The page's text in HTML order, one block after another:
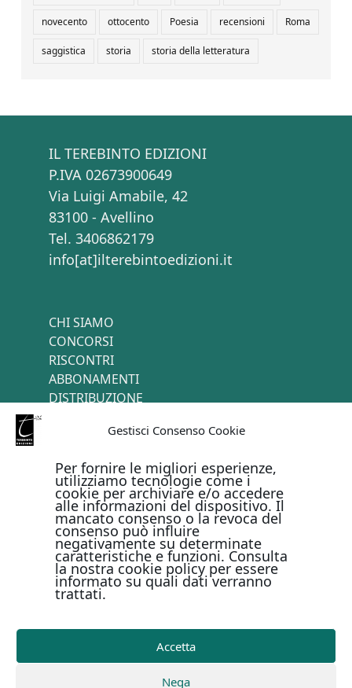
Gestisci Consenso Cookie
Per fornire le migliori esperienze,
utilizziamo tecnologie come i
cookie per archiviare e/o accedere
alle informazioni del dispositivo. Il
mancato consenso o la revoca del
consenso può influire
negativamente su determinate
caratteristiche e funzioni. Consulta
la nostra cookie policy per essere
informato su quali dati verranno
trattati.
Accetta
Nega
novecento ottocento Poesia recensioni Roma
saggistica storia storia della letteratura
IL TEREBINTO EDIZIONI
P.IVA 02673900649
Via Luigi Amabile, 42
83100 - Avellino
Tel. 3406862179
info[at]ilterebintoedizioni.it
CHI SIAMO
CONCORSI
RISCONTRI
ABBONAMENTI
DISTRIBUZIONE
PAGAMENTI ONLINE CON
Metodi di pagamento
Copyright © Il Terebinto Edizioni - 2026